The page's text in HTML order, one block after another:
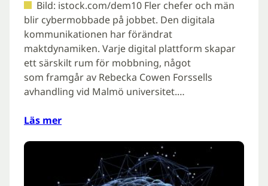
Bild: istock.com/dem10 Fler chefer och män
blir cybermobbade på jobbet. Den digitala
kommunikationen har förändrat
maktdynamiken. Varje digital plattform skapar
ett särskilt rum för mobbning, något
som framgår av Rebecka Cowen Forssells
avhandling vid Malmö universitet.…
Läs mer